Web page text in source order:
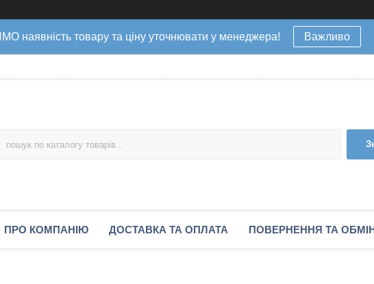
наявність товару та ціну уточнювати у менеджера! Важливо
ПРО КОМПАНІЮ ДОСТАВКА ТА ОПЛАТА ПОВЕРНЕННЯ ТА